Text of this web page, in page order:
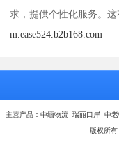
求，提供个性化服务。
m.ease524.b2b168.com
主营产品：中缅物流 瑞丽口岸 中
版权所